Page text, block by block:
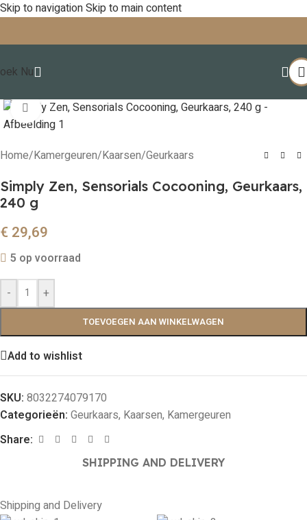
Skip to navigationSkip to main content
Nu
Click to enlarge
Home/Kamergeuren/Kaarsen/Geurkaars
Simply Zen, Sensorials Cocooning, Geurkaars,
240 g
€ 29,69
5 op voorraad
- +
TOEVOEGEN AAN WINKELWAGEN
Add to wishlist
SKU: 8032274079170
Categorieën: Geurkaars, Kaarsen, Kamergeuren
Share:
SHIPPING AND DELIVERY
Shipping and Delivery